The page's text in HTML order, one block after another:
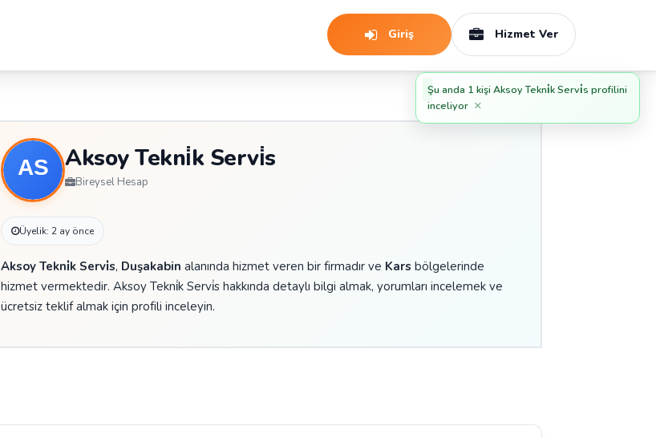
Giriş Hizmet Ver
Şu anda 1 kişi Aksoy Tekni̇k Servi̇s profilini
inceliyor ×
Aksoy Tekni̇k Servi̇s
Bireysel Hesap
Üyelik: 2 ay önce
Aksoy Tekni̇k Servi̇s, Duşakabin alanında hizmet veren bir firmadır ve Kars bölgelerinde
hizmet vermektedir. Aksoy Tekni̇k Servi̇s hakkında detaylı bilgi almak, yorumları incelemek ve
ücretsiz teklif almak için profili inceleyin.